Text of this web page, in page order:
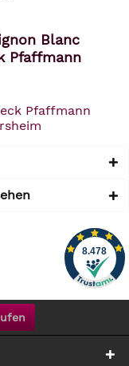
Blanc
Pfaffmann
Pfaffmann